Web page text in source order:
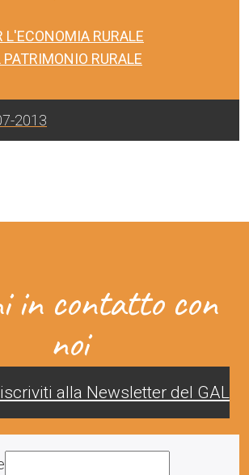
L'ECONOMIA RURALE
RURALE
2013
in contatto con
noi
alla Newsletter del GAL